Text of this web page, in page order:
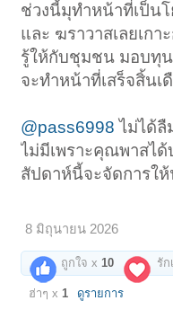
ช่วงนี้มุทำหน้าที่เป็นโ
และ ฆราวาสเลยเก
รู้ให้กับชุมชน มอบทุน
จะทำหน้าที่เสร็จสิ้นเ
@pass6998 ไม่ได้ลื
ไม่มีเพราะคุณพาสไ
สัปดาห์นี้จะจัดการใ
8 มิถุนายน 2026
ถูกใจ x10 รั
ฮ่าๆ x1 ดูรายการ